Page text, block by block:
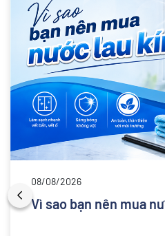
08/08/2026
Vì sao bạn nên mua